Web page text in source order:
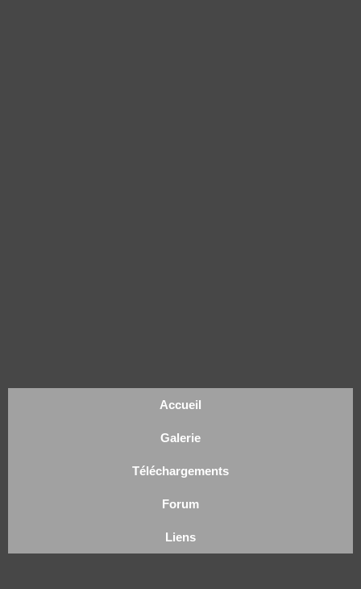
Accueil
Galerie
Téléchargements
Forum
Liens